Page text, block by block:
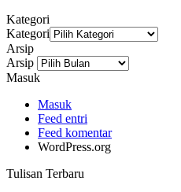
Kategori
Kategori
Arsip
Arsip
Masuk
Masuk
Feed entri
Feed komentar
WordPress.org
Tulisan Terbaru